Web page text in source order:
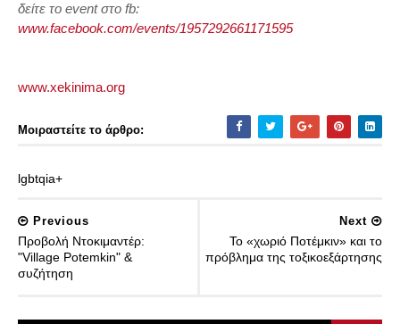
δείτε το event στο fb:
www.facebook.com/events/1957292661171595
www.xekinima.org
Μοιραστείτε το άρθρο:
lgbtqia+
Next
Το «χωριό Ποτέμκιν» και το
πρόβλημα της τοξικοεξάρτησης
Previous
Προβολή Ντοκιμαντέρ:
"Village Potemkin" &
συζήτηση